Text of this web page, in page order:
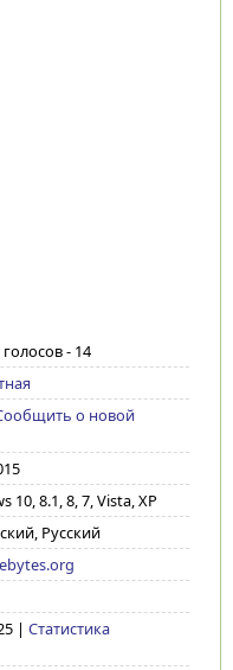
голосов - 14
о новой
10, 8.1, 8, 7, Vista, XP
Русский
| Статистика